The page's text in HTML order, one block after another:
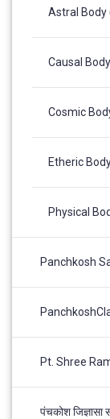
Astral Body
Causal
Cosmic
Etheric
Physical
Panchkosh
Pt. Shree
पंचकोश जिज्ञासा